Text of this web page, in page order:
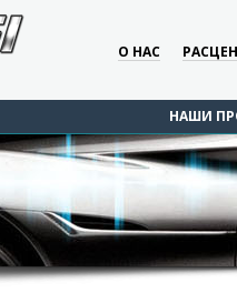
О НАС
НАШИ